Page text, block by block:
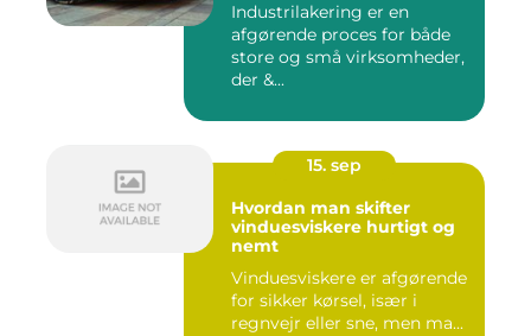
Industrilakering er en
afgørende proces for både
store og små virksomheder,
der &...
15. sep
Hvordan man skifter
vinduesviskere hurtigt og
nemt
Vinduesviskere er afgørende
for sikker kørsel, især i
regnvejr eller sne, men ma...